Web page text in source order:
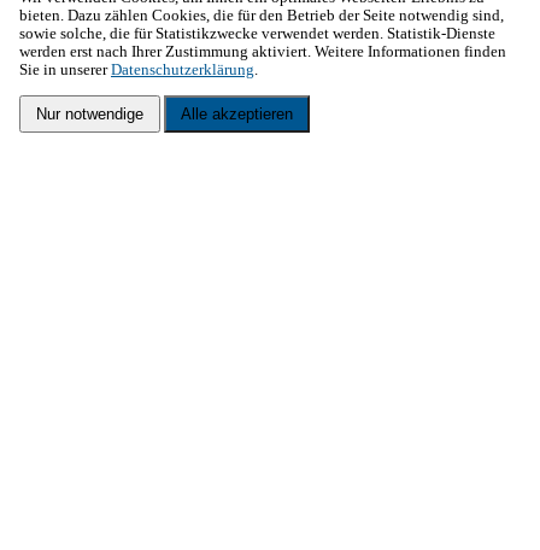
bieten. Dazu zählen Cookies, die für den Betrieb der Seite notwendig sind,
sowie solche, die für Statistikzwecke verwendet werden. Statistik-Dienste
werden erst nach Ihrer Zustimmung aktiviert. Weitere Informationen finden
Sie in unsererDatenschutzerklärung.
Nur notwendige Alle akzeptieren